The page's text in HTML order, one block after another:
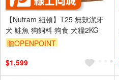
【Nutram 紐頓】T25 無穀潔牙
犬 鮭魚 狗飼料 狗食 犬糧2KG
贈OPENPOINT
$1,599